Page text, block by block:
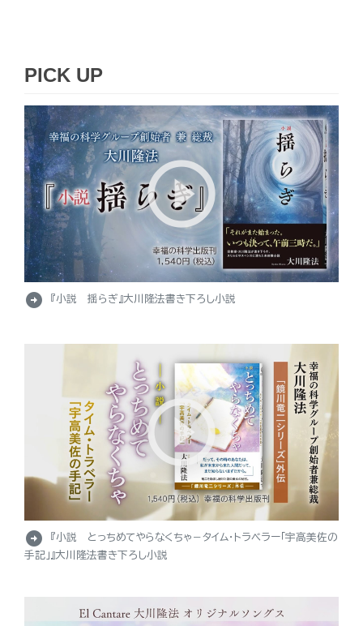
PICK UP
arrow_circle_right 『小説 揺らぎ』大川隆法書き下ろし小説
arrow_circle_right
『小説 とっちめてやらなくちゃ－タイム・トラベラー「宇高美佐の
手記」』大川隆法書き下ろし小説